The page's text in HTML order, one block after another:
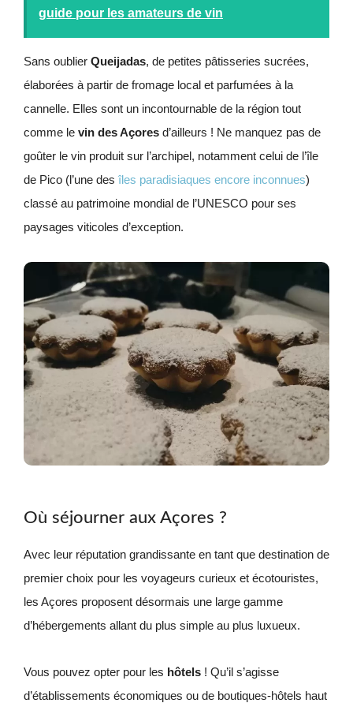
guide pour les amateurs de vin
Sans oublier Queijadas, de petites pâtisseries sucrées,
élaborées à partir de fromage local et parfumées à la
cannelle. Elles sont un incontournable de la région tout
comme le vin des Açores d’ailleurs ! Ne manquez pas de
goûter le vin produit sur l’archipel, notamment celui de l’île
de Pico (l’une des îles paradisiaques encore inconnues)
classé au patrimoine mondial de l’UNESCO pour ses
paysages viticoles d’exception.
Où séjourner aux Açores ?
Avec leur réputation grandissante en tant que destination de
premier choix pour les voyageurs curieux et écotouristes,
les Açores proposent désormais une large gamme
d’hébergements allant du plus simple au plus luxueux.
Vous pouvez opter pour les hôtels ! Qu’il s’agisse
d’établissements économiques ou de boutiques-hôtels haut